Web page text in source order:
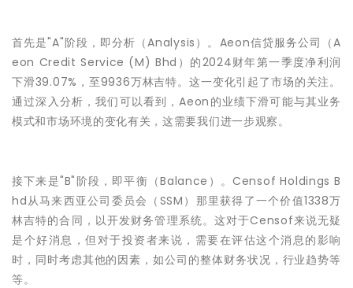
首先是"A"阶段，即分析（Analysis）。Aeon信贷服务公司（A
eon Credit Service (M) Bhd）的2024财年第一季度净利润
下滑39.07%，至9936万林吉特。这一变化引起了市场的关注。
通过深入分析，我们可以看到，Aeon的业绩下滑可能与其业务
模式和市场环境的变化有关，这需要我们进一步观察。
接下来是"B"阶段，即平衡（Balance）。Censof Holdings B
hd从马来西亚公司委员会（SSM）那里获得了一个价值1338万
林吉特的合同，以开发财务管理系统。这对于Censof来说无疑
是个好消息，但对于投资者来说，需要在评估这个消息的影响
时，同时考虑其他的因素，如公司的整体财务状况，行业趋势等
等。